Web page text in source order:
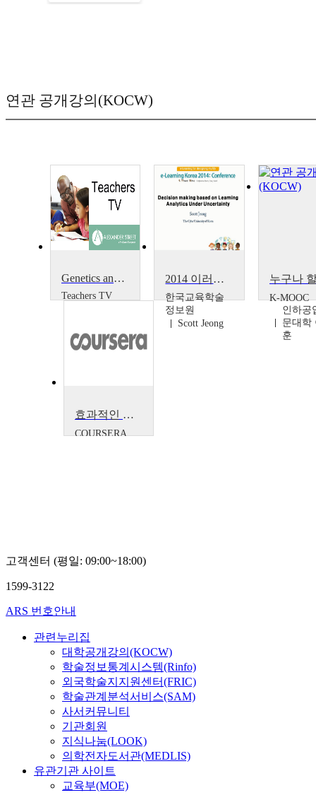
연관 공개강의(KOCW)
Genetics and Medicine: Genomics, Society and Health: Genomics, decision-making and risk
Teachers TV
2014 이러닝 국제 콘퍼런스 : Decision making based on Learning Analytics Under Uncertainty
한국교육학술
정보원
Scott Jeong
K-MOOC
인하공
문대학
훈
효과적인 문제 해결과 의사 결정
COURSERA
고객센터 (평일: 09:00~18:00)
1599-3122
ARS 번호안내
관련누리집
대학공개강의(KOCW)
학술정보통계시스템(Rinfo)
외국학술지지원센터(FRIC)
학술관계분석서비스(SAM)
사서커뮤니티
기관회원
지식나눔(LOOK)
의학전자도서관(MEDLIS)
유관기관 사이트
교육부(MOE)